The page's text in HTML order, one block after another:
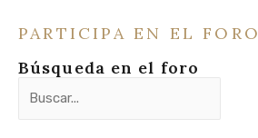
PARTICIPA EN EL FORO
Búsqueda en el foro